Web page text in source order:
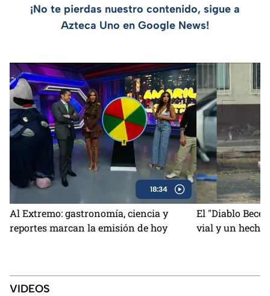
¡No te pierdas nuestro contenido, sigue a
Azteca Uno en Google News!
18:34
Al Extremo: gastronomía, ciencia y
reportes marcan la emisión de hoy
El "Diablo
vial y un hecho
VIDEOS